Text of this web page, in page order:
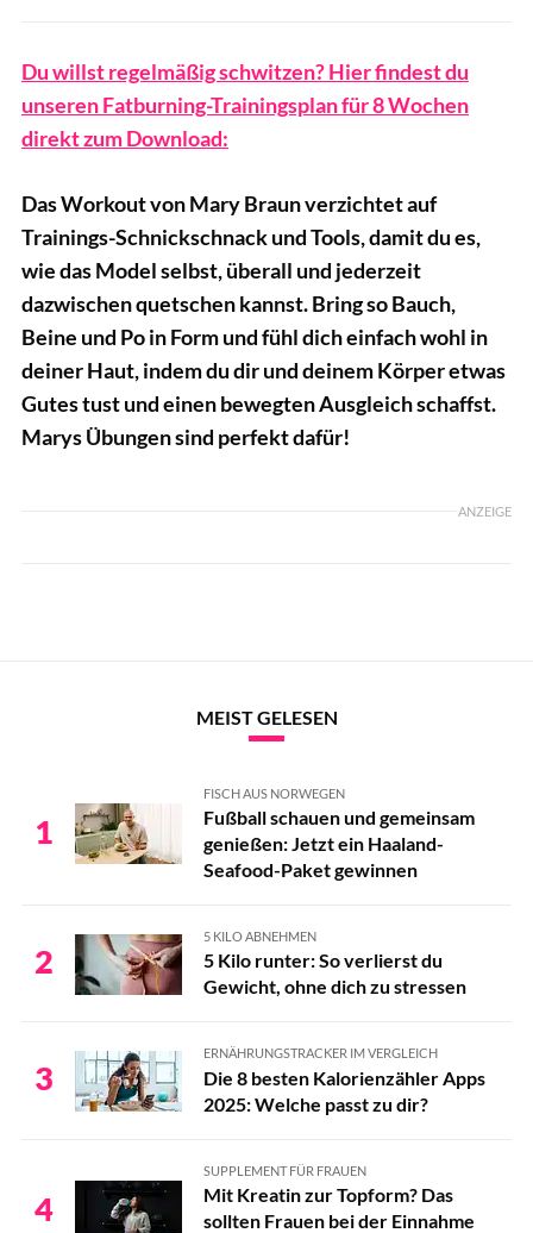
Du willst regelmäßig schwitzen? Hier findest du
unseren Fatburning-Trainingsplan für 8 Wochen
direkt zum Download:
Das Workout von Mary Braun verzichtet auf
Trainings-Schnickschnack und Tools, damit du es,
wie das Model selbst, überall und jederzeit
dazwischen quetschen kannst. Bring so Bauch,
Beine und Po in Form und fühl dich einfach wohl in
deiner Haut, indem du dir und deinem Körper etwas
Gutes tust und einen bewegten Ausgleich schaffst.
Marys Übungen sind perfekt dafür!
ANZEIGE
MEIST GELESEN
1
FISCH AUS NORWEGEN
Fußball schauen und gemeinsam
genießen: Jetzt ein Haaland-
Seafood-Paket gewinnen
2
5 KILO ABNEHMEN
5 Kilo runter: So verlierst du
Gewicht, ohne dich zu stressen
3
ERNÄHRUNGSTRACKER IM VERGLEICH
Die 8 besten Kalorienzähler Apps
2025: Welche passt zu dir?
4
SUPPLEMENT FÜR FRAUEN
Mit Kreatin zur Topform? Das
sollten Frauen bei der Einnahme